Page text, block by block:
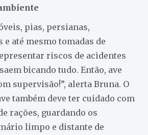
pias, persianas,
até mesmo tomadas de
riscos de acidentes
bicando tudo. Então, ave
supervisão!”, alerta Bruna. O
também deve ter cuidado com
rações, guardando os
limpo e distante de